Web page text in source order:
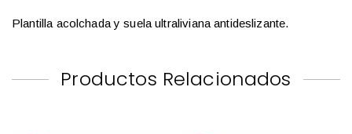
t
Plantilla acolchada y suela ultraliviana antideslizante.
Productos Relacionados